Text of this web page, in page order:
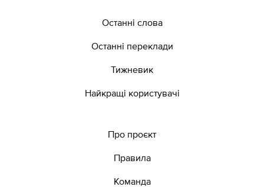
Останні слова
Останні переклади
Тижневик
Найкращі користувачі
Про проєкт
Правила
Команда